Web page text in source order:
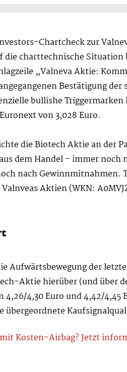
Chartcheck zur
die charttechnische
„Valneva Aktie:
Bestätigung
bullishe
von 3,028 Euro.
die Biotech Aktie an der
dem Handel - immer noch
nach Gewinnmitnahmen.
Aktien (WKN:
Aufwärtsbewegung der
Aktie hierüber (und über
4,30 Euro und 4,42/4,45
Kosten-Airbag? Jetzt